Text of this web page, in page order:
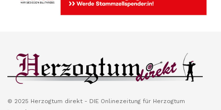
© 2025 Herzogtum direkt - DIE Onlinezeitung für Herzogtum